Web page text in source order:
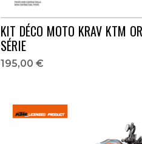
KIT DÉCO MOTO KRAV KTM
SÉRIE
195,00 €